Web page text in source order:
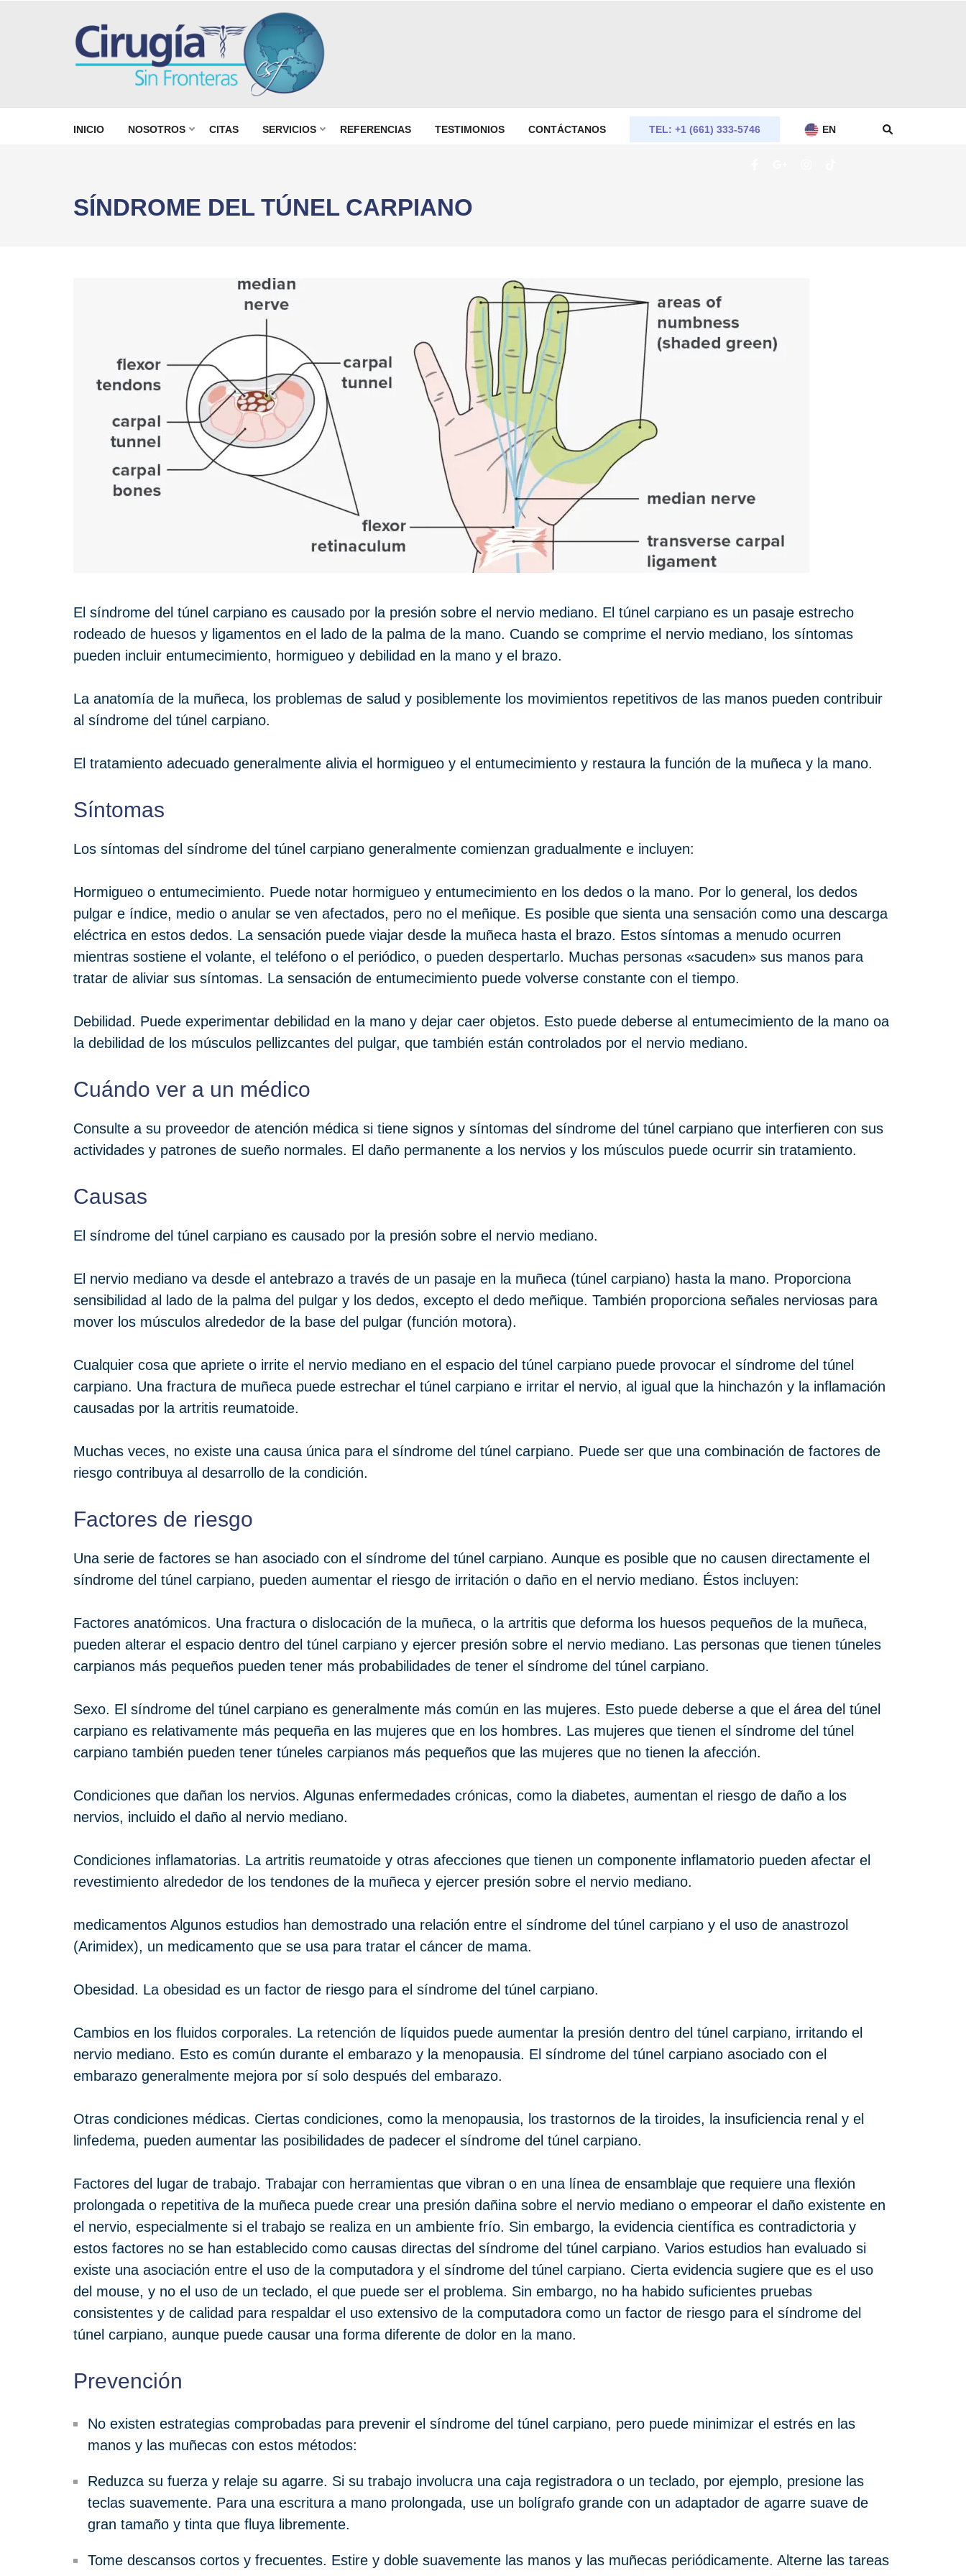
CIRUGÍA SIN FRONTERAS CSF
Programa para personas sin seguro médico que necesitan cirugía
INICIO NOSOTROS CITAS SERVICIOS REFERENCIAS TESTIMONIOS CONTÁCTANOS TEL: +1 (661) 333-5746 EN
SÍNDROME DEL TÚNEL CARPIANO
El síndrome del túnel carpiano es causado por la presión sobre el nervio mediano. El túnel carpiano es un pasaje estrecho
rodeado de huesos y ligamentos en el lado de la palma de la mano. Cuando se comprime el nervio mediano, los síntomas
pueden incluir entumecimiento, hormigueo y debilidad en la mano y el brazo.
La anatomía de la muñeca, los problemas de salud y posiblemente los movimientos repetitivos de las manos pueden contribuir
al síndrome del túnel carpiano.
El tratamiento adecuado generalmente alivia el hormigueo y el entumecimiento y restaura la función de la muñeca y la mano.
Síntomas
Los síntomas del síndrome del túnel carpiano generalmente comienzan gradualmente e incluyen:
Hormigueo o entumecimiento. Puede notar hormigueo y entumecimiento en los dedos o la mano. Por lo general, los dedos
pulgar e índice, medio o anular se ven afectados, pero no el meñique. Es posible que sienta una sensación como una descarga
eléctrica en estos dedos. La sensación puede viajar desde la muñeca hasta el brazo. Estos síntomas a menudo ocurren
mientras sostiene el volante, el teléfono o el periódico, o pueden despertarlo. Muchas personas «sacuden» sus manos para
tratar de aliviar sus síntomas. La sensación de entumecimiento puede volverse constante con el tiempo.
Debilidad. Puede experimentar debilidad en la mano y dejar caer objetos. Esto puede deberse al entumecimiento de la mano oa
la debilidad de los músculos pellizcantes del pulgar, que también están controlados por el nervio mediano.
Cuándo ver a un médico
Consulte a su proveedor de atención médica si tiene signos y síntomas del síndrome del túnel carpiano que interfieren con sus
actividades y patrones de sueño normales. El daño permanente a los nervios y los músculos puede ocurrir sin tratamiento.
Causas
El síndrome del túnel carpiano es causado por la presión sobre el nervio mediano.
El nervio mediano va desde el antebrazo a través de un pasaje en la muñeca (túnel carpiano) hasta la mano. Proporciona
sensibilidad al lado de la palma del pulgar y los dedos, excepto el dedo meñique. También proporciona señales nerviosas para
mover los músculos alrededor de la base del pulgar (función motora).
Cualquier cosa que apriete o irrite el nervio mediano en el espacio del túnel carpiano puede provocar el síndrome del túnel
carpiano. Una fractura de muñeca puede estrechar el túnel carpiano e irritar el nervio, al igual que la hinchazón y la inflamación
causadas por la artritis reumatoide.
Muchas veces, no existe una causa única para el síndrome del túnel carpiano. Puede ser que una combinación de factores de
riesgo contribuya al desarrollo de la condición.
Factores de riesgo
Una serie de factores se han asociado con el síndrome del túnel carpiano. Aunque es posible que no causen directamente el
síndrome del túnel carpiano, pueden aumentar el riesgo de irritación o daño en el nervio mediano. Éstos incluyen:
Factores anatómicos. Una fractura o dislocación de la muñeca, o la artritis que deforma los huesos pequeños de la muñeca,
pueden alterar el espacio dentro del túnel carpiano y ejercer presión sobre el nervio mediano. Las personas que tienen túneles
carpianos más pequeños pueden tener más probabilidades de tener el síndrome del túnel carpiano.
Sexo. El síndrome del túnel carpiano es generalmente más común en las mujeres. Esto puede deberse a que el área del túnel
carpiano es relativamente más pequeña en las mujeres que en los hombres. Las mujeres que tienen el síndrome del túnel
carpiano también pueden tener túneles carpianos más pequeños que las mujeres que no tienen la afección.
Condiciones que dañan los nervios. Algunas enfermedades crónicas, como la diabetes, aumentan el riesgo de daño a los
nervios, incluido el daño al nervio mediano.
Condiciones inflamatorias. La artritis reumatoide y otras afecciones que tienen un componente inflamatorio pueden afectar el
revestimiento alrededor de los tendones de la muñeca y ejercer presión sobre el nervio mediano.
medicamentos Algunos estudios han demostrado una relación entre el síndrome del túnel carpiano y el uso de anastrozol
(Arimidex), un medicamento que se usa para tratar el cáncer de mama.
Obesidad. La obesidad es un factor de riesgo para el síndrome del túnel carpiano.
Cambios en los fluidos corporales. La retención de líquidos puede aumentar la presión dentro del túnel carpiano, irritando el
nervio mediano. Esto es común durante el embarazo y la menopausia. El síndrome del túnel carpiano asociado con el
embarazo generalmente mejora por sí solo después del embarazo.
Otras condiciones médicas. Ciertas condiciones, como la menopausia, los trastornos de la tiroides, la insuficiencia renal y el
linfedema, pueden aumentar las posibilidades de padecer el síndrome del túnel carpiano.
Factores del lugar de trabajo. Trabajar con herramientas que vibran o en una línea de ensamblaje que requiere una flexión
prolongada o repetitiva de la muñeca puede crear una presión dañina sobre el nervio mediano o empeorar el daño existente en
el nervio, especialmente si el trabajo se realiza en un ambiente frío. Sin embargo, la evidencia científica es contradictoria y
estos factores no se han establecido como causas directas del síndrome del túnel carpiano. Varios estudios han evaluado si
existe una asociación entre el uso de la computadora y el síndrome del túnel carpiano. Cierta evidencia sugiere que es el uso
del mouse, y no el uso de un teclado, el que puede ser el problema. Sin embargo, no ha habido suficientes pruebas
consistentes y de calidad para respaldar el uso extensivo de la computadora como un factor de riesgo para el síndrome del
túnel carpiano, aunque puede causar una forma diferente de dolor en la mano.
Prevención
No existen estrategias comprobadas para prevenir el síndrome del túnel carpiano, pero puede minimizar el estrés en las
manos y las muñecas con estos métodos:
Reduzca su fuerza y relaje su agarre. Si su trabajo involucra una caja registradora o un teclado, por ejemplo, presione las
teclas suavemente. Para una escritura a mano prolongada, use un bolígrafo grande con un adaptador de agarre suave de
gran tamaño y tinta que fluya libremente.
Tome descansos cortos y frecuentes. Estire y doble suavemente las manos y las muñecas periódicamente. Alterne las tareas